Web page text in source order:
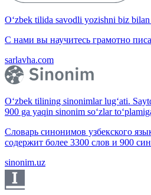
O‘zbek tilida savodli yozishni biz bilan
С нами вы научитесь грамотно
sarlavha.com
O‘zbek tilining sinonimlar lug‘ati.
900 ga yaqin sinonim so‘zlar
Словарь синонимов узбекского
содержит более 3300 слов и 900
sinonim.uz